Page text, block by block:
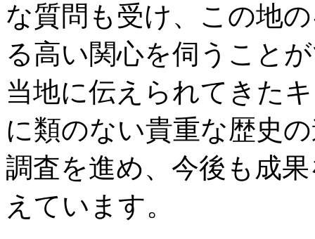
な質問も受け、この地
る高い関心を伺うこと
当地に伝えられてきた
に類のない貴重な歴史
調査を進め、今後も成
えています。